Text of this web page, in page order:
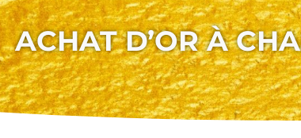
ACHAT D’OR À